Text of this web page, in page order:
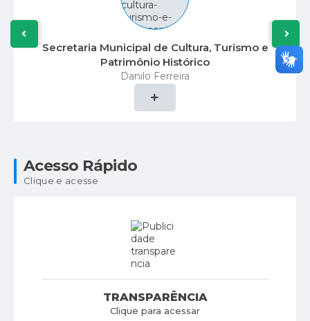
Secretaria Municipal de Cultura, Turismo e
Patrimônio Histórico
Danilo Ferreira
Acesso Rápido
Clique e acesse
TRANSPARÊNCIA
Clique para acessar